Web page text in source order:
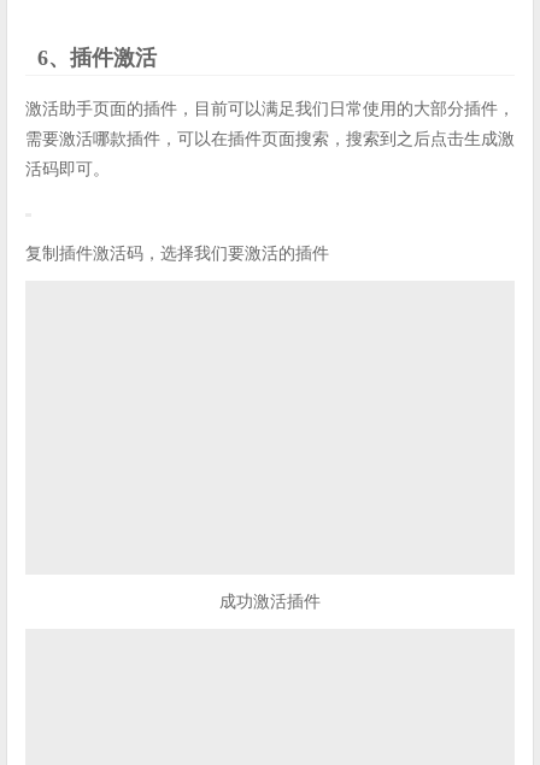
6、插件激活
激活助手页面的插件，目前可以满足我们日常使用的大部分插件，
需要激活哪款插件，可以在插件页面搜索，搜索到之后点击生成激
活码即可。
复制插件激活码，选择我们要激活的插件
成功激活插件